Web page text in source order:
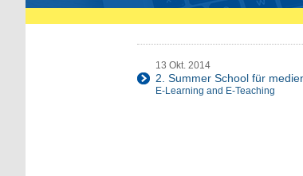
13 Okt. 2014
2. Summer School für
E-Learning and E-Teaching